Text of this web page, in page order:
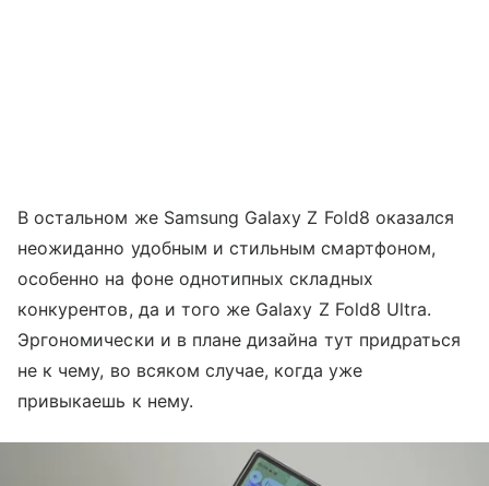
В остальном же Samsung Galaxy Z Fold8 оказался
неожиданно удобным и стильным смартфоном,
особенно на фоне однотипных складных
конкурентов, да и того же Galaxy Z Fold8 Ultra.
Эргономически и в плане дизайна тут придраться
не к чему, во всяком случае, когда уже
привыкаешь к нему.